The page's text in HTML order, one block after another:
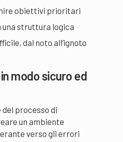
obiettivi prioritari
struttura logica
dal noto all’ignoto
modo sicuro ed
processo di
un ambiente
verso gli errori